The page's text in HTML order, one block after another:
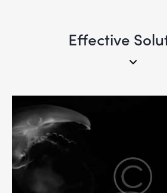
Effective